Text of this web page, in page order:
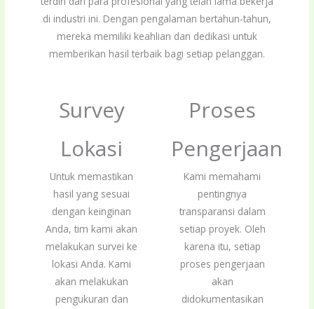
di industri ini. Dengan pengalaman bertahun-tahun,
mereka memiliki keahlian dan dedikasi untuk
memberikan hasil terbaik bagi setiap pelanggan.
Survey
Lokasi
Untuk memastikan
hasil yang sesuai
dengan keinginan
Anda, tim kami akan
melakukan survei ke
lokasi Anda. Kami
akan melakukan
pengukuran dan
Proses
Pengerjaan
Kami memahami
pentingnya
transparansi dalam
setiap proyek. Oleh
karena itu, setiap
proses pengerjaan
akan
didokumentasikan